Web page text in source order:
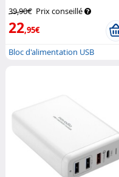
39,90€ Prix conseillé
22,95€
Bloc d'alimentation USB